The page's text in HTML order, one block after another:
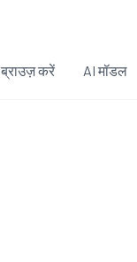
ब्राउज़ करें AI मॉडल